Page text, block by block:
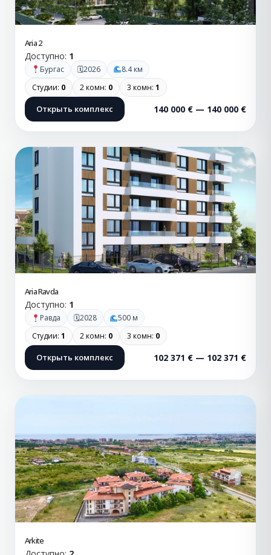
Aria 2
Доступно: 1
Бургас 🗓2026
8.4 км
Студии: 0 2 комн: 0 3 комн: 1
Открыть комплекс 140 000 € — 140 000 €
Aria Ravda
Доступно: 1
Равда 🗓2028
500 м
Студии: 1 2 комн: 0 3 комн: 0
Открыть комплекс 102 371 € — 102 371 €
Arkite